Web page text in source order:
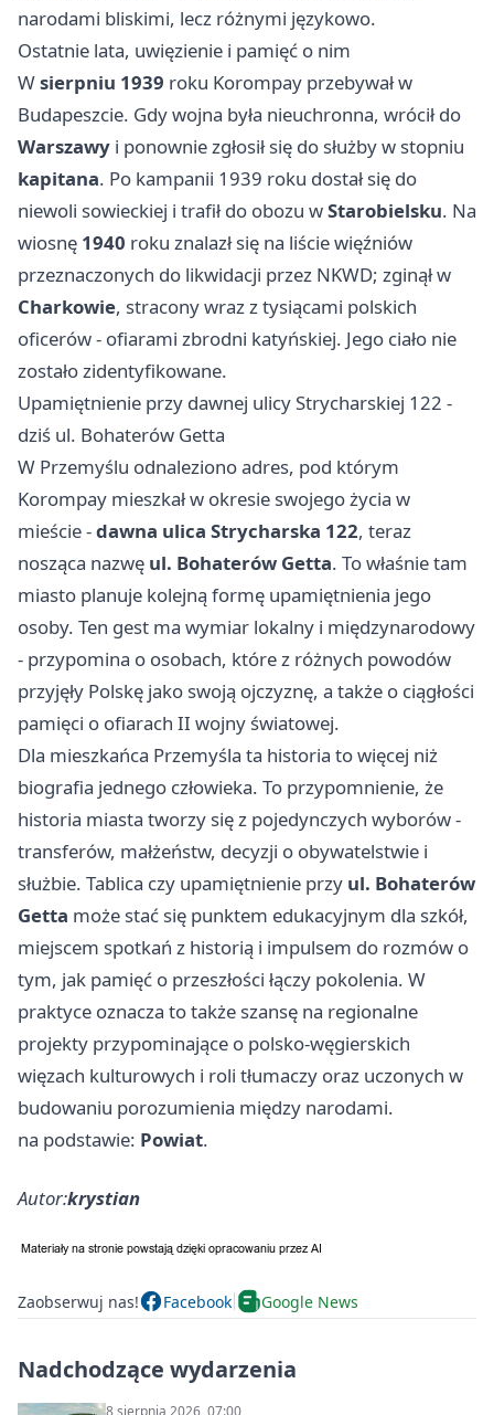
narodami bliskimi, lecz różnymi językowo.
Ostatnie lata, uwięzienie i pamięć o nim
Wsierpniu 1939 roku Korompay przebywał w
Budapeszcie. Gdy wojna była nieuchronna, wrócił do
Warszawy i ponownie zgłosił się do służby w stopniu
kapitana. Po kampanii 1939 roku dostał się do
niewoli sowieckiej i trafił do obozu wStarobielsku. Na
wiosnę 1940 roku znalazł się na liście więźniów
przeznaczonych do likwidacji przez NKWD; zginął w
Charkowie, stracony wraz z tysiącami polskich
oficerów - ofiarami zbrodni katyńskiej. Jego ciało nie
zostało zidentyfikowane.
Upamiętnienie przy dawnej ulicy Strycharskiej 122 -
dziś ul. Bohaterów Getta
W Przemyślu odnaleziono adres, pod którym
Korompay mieszkał w okresie swojego życia w
mieście -dawna ulica Strycharska 122, teraz
nosząca nazwę ul. Bohaterów Getta. To właśnie tam
miasto planuje kolejną formę upamiętnienia jego
osoby. Ten gest ma wymiar lokalny i międzynarodowy
- przypomina o osobach, które z różnych powodów
przyjęły Polskę jako swoją ojczyznę, a także o ciągłości
pamięci o ofiarach II wojny światowej.
Dla mieszkańca Przemyśla ta historia to więcej niż
biografia jednego człowieka. To przypomnienie, że
historia miasta tworzy się z pojedynczych wyborów -
transferów, małżeństw, decyzji o obywatelstwie i
służbie. Tablica czy upamiętnienie przy ul. Bohaterów
Getta może stać się punktem edukacyjnym dla szkół,
miejscem spotkań z historią i impulsem do rozmów o
tym, jak pamięć o przeszłości łączy pokolenia. W
praktyce oznacza to także szansę na regionalne
projekty przypominające o polsko-węgierskich
więzach kulturowych i roli tłumaczy oraz uczonych w
budowaniu porozumienia między narodami.
na podstawie: Powiat.
Autor:krystian
Zaobserwuj nas! Facebook Google News
Nadchodzące wydarzenia
8 sierpnia 2026, 07:00